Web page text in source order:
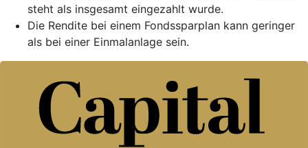
steht als insgesamt eingezahlt wurde.
Die Rendite bei einem Fondssparplan kann geringer
als bei einer Einmalanlage sein.